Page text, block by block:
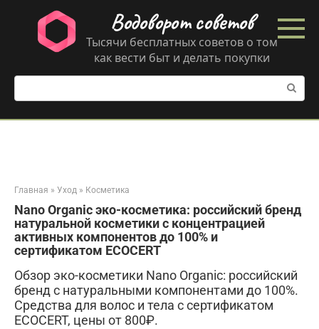
контенту
Водоворот советов
Тысячи бесплатных советов о том
как вести быт и делать покупки
Поиск:
Главная » Уход » Косметика
Nano Organic эко-косметика: российский бренд
натуральной косметики с концентрацией
активных компонентов до 100% и
сертификатом ECOCERT
Обзор эко-косметики Nano Organic: российский
бренд с натуральными компонентами до 100%.
Средства для волос и тела с сертификатом
ECOCERT, цены от 800₽.